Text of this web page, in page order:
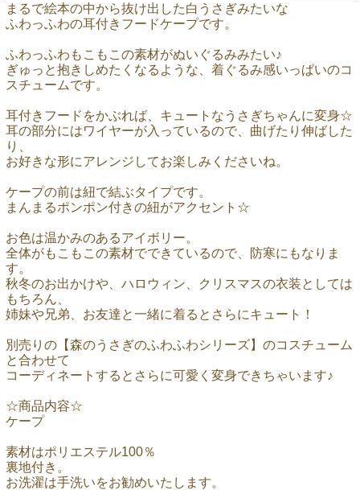
まるで絵本の中から抜け出した白うさぎみたいな
ふわっふわの耳付きフードケープです。
ふわっふわもこもこの素材がぬいぐるみみたい♪
ぎゅっと抱きしめたくなるような、着ぐるみ感いっぱいのコ
スチュームです。
耳付きフードをかぶれば、キュートなうさぎちゃんに変身☆
耳の部分にはワイヤーが入っているので、曲げたり伸ばした
り、
お好きな形にアレンジしてお楽しみくださいね。
ケープの前は紐で結ぶタイプです。
まんまるポンポン付きの紐がアクセント☆
お色は温かみのあるアイボリー。
全体がもこもこの素材でできているので、防寒にもなりま
す。
秋冬のお出かけや、ハロウィン、クリスマスの衣装としては
もちろん、
姉妹や兄弟、お友達と一緒に着るとさらにキュート！
別売りの【森のうさぎのふわふわシリーズ】のコスチューム
と合わせて
コーディネートするとさらに可愛く変身できちゃいます♪
☆商品内容☆
ケープ
素材はポリエステル100％
裏地付き。
お洗濯は手洗いをお勧めいたします。